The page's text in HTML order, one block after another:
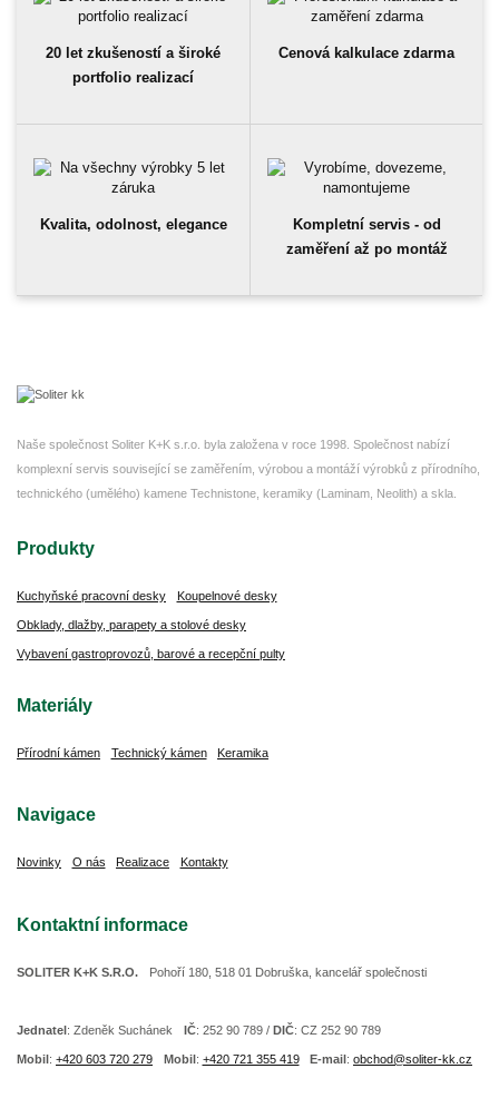
20 let zkušeností a široké
portfolio realizací
Cenová kalkulace zdarma
Kvalita, odolnost, elegance
Kompletní servis - od
zaměření až po montáž
Naše společnost Soliter K+K s.r.o. byla založena v roce 1998. Společnost nabízí
komplexní servis související se zaměřením, výrobou a montáží výrobků z přírodního,
technického (umělého) kamene Technistone, keramiky (Laminam, Neolith) a skla.
Produkty
Kuchyňské pracovní desky Koupelnové desky
Obklady, dlažby, parapety a stolové desky
Vybavení gastroprovozů, barové a recepční pulty
Materiály
Přírodní kámen Technický kámen Keramika
Navigace
Novinky O nás Realizace Kontakty
Kontaktní informace
SOLITER K+K S.R.O. Pohoří 180, 518 01 Dobruška, kancelář společnosti
Jednatel: Zdeněk Suchánek IČ: 252 90 789 / DIČ: CZ 252 90 789
Mobil: +420 603 720 279 Mobil: +420 721 355 419 E-mail: obchod@soliter-kk.cz